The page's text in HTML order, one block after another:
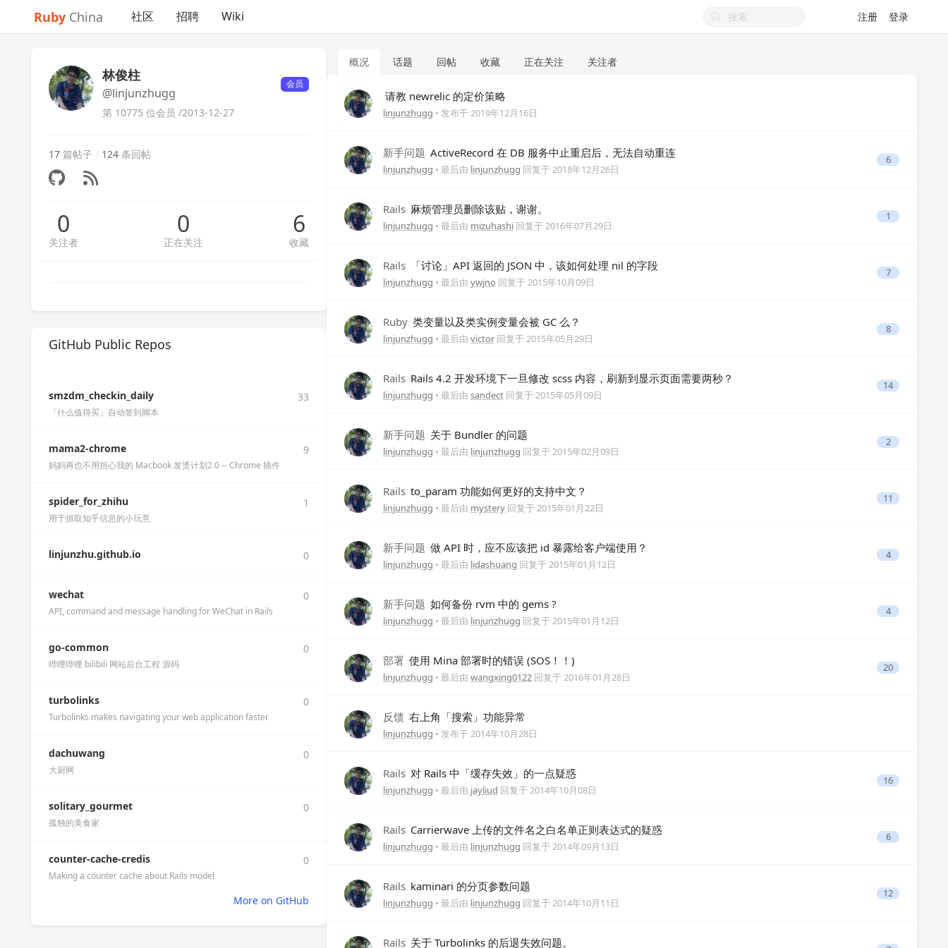
Ruby China 社区 招聘 Wiki 注册 登录
林俊柱
@linjunzhugg
会员
第 10775 位会员 /2013-12-27
17 篇帖子 / 124 条回帖
0
关注者
0
正在关注
6
收藏
GitHub Public Repos
smzdm_checkin_daily 33
「什么值得买」自动签到脚本
mama2-chrome 9
妈妈再也不用担心我的 Macbook 发烫计划2.0 -- Chrome 插件
spider_for_zhihu 1
用于抓取知乎信息的小玩意
linjunzhu.github.io 0
wechat 0
API, command and message handling for WeChat in Rails
go-common 0
哔哩哔哩 bilibili 网站后台工程 源码
turbolinks 0
Turbolinks makes navigating your web application faster
dachuwang 0
大厨网
solitary_gourmet 0
孤独的美食家
counter-cache-credis 0
Making a counter cache about Rails model
More on GitHub
概况 话题 回帖 收藏 正在关注 关注者
请教 newrelic 的定价策略
linjunzhugg • 发布于2019年12月16日
新手问题 ActiveRecord 在 DB 服务中止重启后，无法自动重连
linjunzhugg • 最后由 linjunzhugg 回复于2018年12月26日
6
Rails 麻烦管理员删除该贴，谢谢。
linjunzhugg • 最后由 mizuhashi回复于2016年07月29日
1
Rails 「讨论」API 返回的 JSON 中，该如何处理 nil 的字段
linjunzhugg • 最后由 ywjno 回复于2015年10月09日
7
Ruby 类变量以及类实例变量会被 GC 么？
linjunzhugg • 最后由 victor回复于2015年05月29日
8
Rails Rails 4.2 开发环境下一旦修改 scss 内容，刷新到显示页面需要两秒？
linjunzhugg • 最后由 sandect回复于2015年05月09日
14
新手问题 关于 Bundler 的问题
linjunzhugg • 最后由 linjunzhugg 回复于2015年02月09日
2
Rails to_param 功能如何更好的支持中文？
linjunzhugg • 最后由 mystery回复于2015年01月22日
11
新手问题 做 API 时，应不应该把 id 暴露给客户端使用？
linjunzhugg • 最后由 lidashuang 回复于2015年01月12日
4
新手问题 如何备份 rvm 中的 gems ?
linjunzhugg • 最后由 linjunzhugg 回复于2015年01月12日
4
部署 使用 Mina 部署时的错误 (SOS！！)
linjunzhugg • 最后由 wangxing0122回复于2016年01月28日
20
反馈 右上角「搜索」功能异常
linjunzhugg • 发布于2014年10月28日
Rails 对 Rails 中「缓存失效」的一点疑惑
linjunzhugg • 最后由 jayliud 回复于2014年10月08日
16
Rails Carrierwave 上传的文件名之白名单正则表达式的疑惑
linjunzhugg • 最后由 linjunzhugg 回复于2014年09月13日
6
Rails kaminari 的分页参数问题
linjunzhugg • 最后由 linjunzhugg 回复于2014年10月11日
12
Rails 关于 Turbolinks 的后退失效问题。